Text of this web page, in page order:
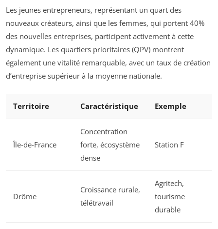
Les jeunes entrepreneurs, représentant un quart des
nouveaux créateurs, ainsi que les femmes, qui portent 40%
des nouvelles entreprises, participent activement à cette
dynamique. Les quartiers prioritaires (QPV) montrent
également une vitalité remarquable, avec un taux de création
d’entreprise supérieur à la moyenne nationale.
Territoire Caractéristique Exemple
Île-de-France
Concentration
forte, écosystème
dense
Station F
Drôme
Croissance rurale,
télétravail
Agritech,
tourisme
durable